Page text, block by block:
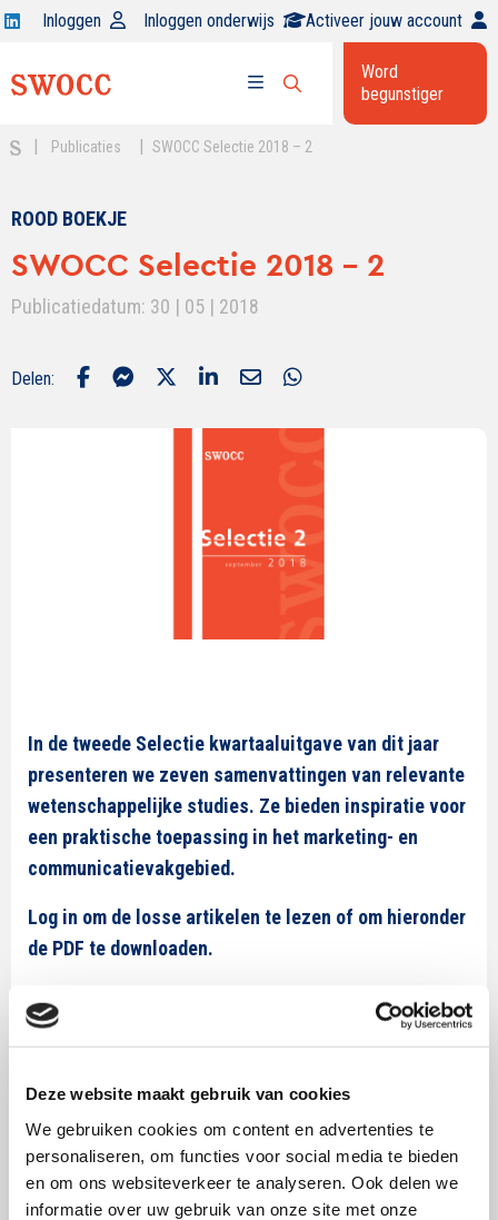
Deze website maakt gebruik van cookies
We gebruiken cookies om content en advertenties te
personaliseren, om functies voor social media te bieden
en om ons websiteverkeer te analyseren. Ook delen we
informatie over uw gebruik van onze site met onze
Open
op
Inloggen Inloggen onderwijs Activeer jouw account
menu
Open
zoekbalk
Word
begunstiger
Publicaties SWOCC Selectie 2018 – 2
ROOD BOEKJE
SWOCC Selectie 2018 - 2
Publicatiedatum: 30 | 05 | 2018
Delen:
In de tweede Selectie kwartaaluitgave van dit jaar
presenteren we zeven samenvattingen van relevante
wetenschappelijke studies. Ze bieden inspiratie voor
een praktische toepassing in het marketing- en
communicatievakgebied.
Log in om de losse artikelen te lezen of om hieronder
de PDF te downloaden.
INHOUD:
–Woord van de redactie
Goed verhaal: hoe merkverhalen zorgen voor een
positieve attitude.
2.
Gepersonaliseerde brand placement in digitale
media.